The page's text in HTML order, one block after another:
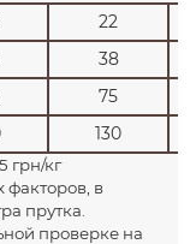
22
38
75
130
грн/кг
факторов, в
прутка.
проверке на